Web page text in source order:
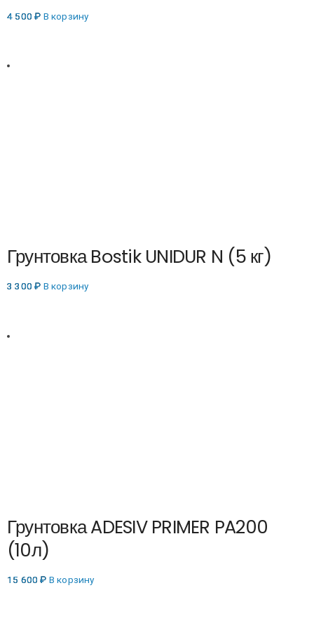
4 500₽ В корзину
Грунтовка Bostik UNIDUR N (5 кг)
3 300₽ В корзину
Грунтовка ADESIV PRIMER PA200
(10л)
15 600₽ В корзину